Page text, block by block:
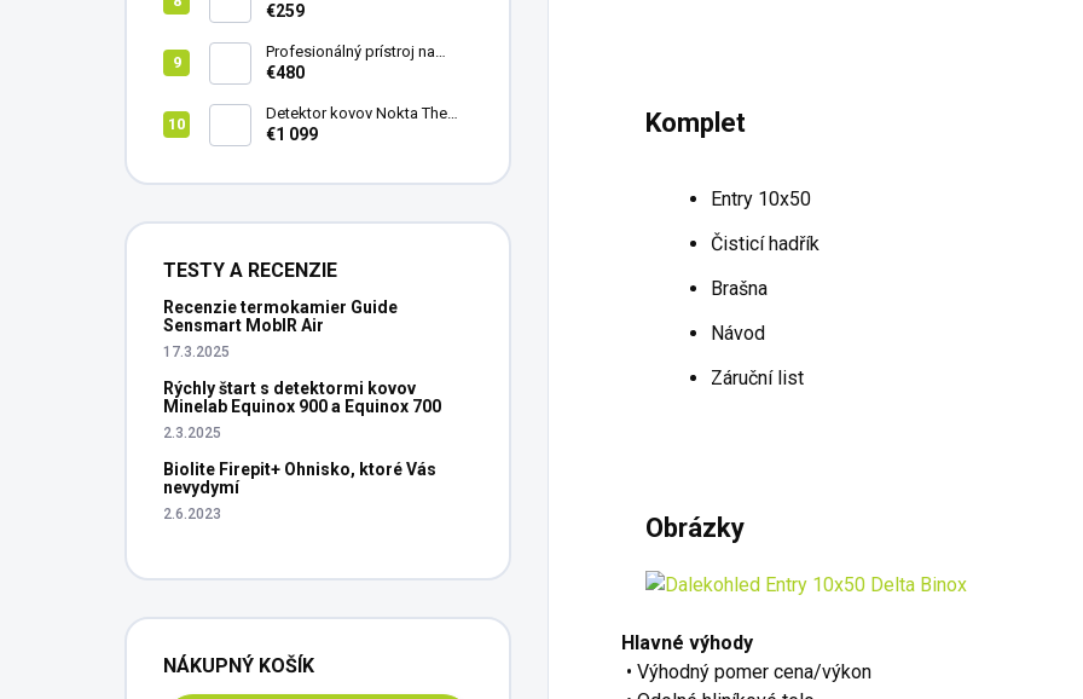
8X42
€259
Profesionálný prístroj na
vedenie vŕtania Laserliner
€480
Detektor kovov Nokta The
Legend 2
€1 099
TESTY A RECENZIE
Recenzie termokamier Guide
Sensmart MobIR Air
17.3.2025
Rýchly štart s detektormi kovov
Minelab Equinox 900 a Equinox 700
2.3.2025
Biolite Firepit+ Ohnisko, ktoré Vás
nevydymí
2.6.2023
NÁKUPNÝ KOŠÍK
Komplet
Entry 10x50
Čisticí hadřík
Brašna
Návod
Záruční list
Obrázky
Hlavné výhody
• Výhodný pomer cena/výkon